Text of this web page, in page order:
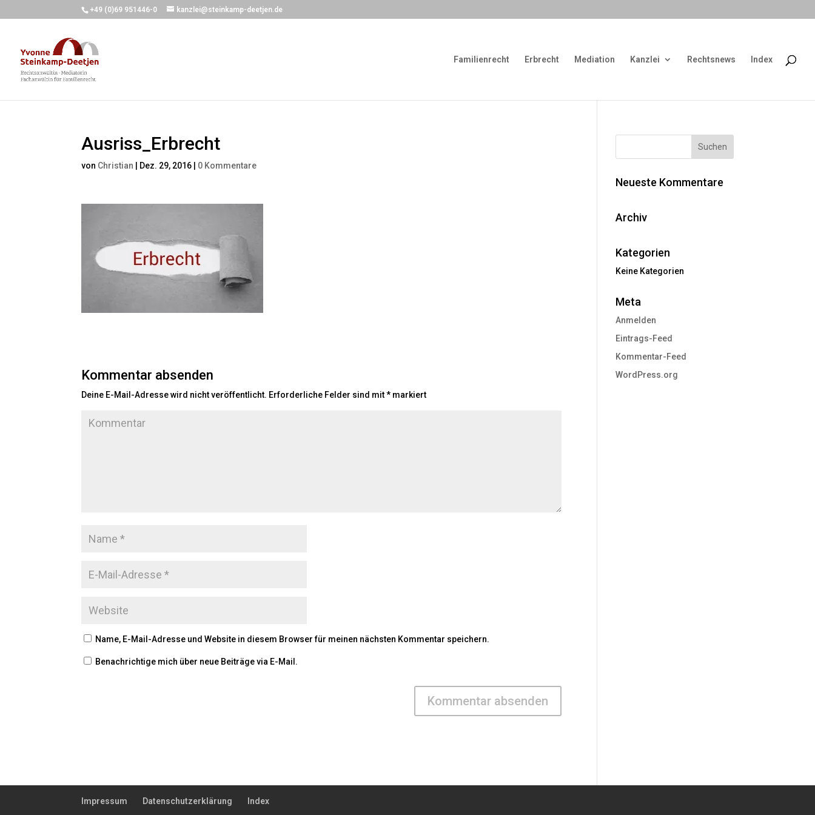
+49 (0)69 951446-0 kanzlei@steinkamp-deetjen.de
Familienrecht Erbrecht Mediation Kanzlei Rechtsnews Index
Ausriss_Erbrecht
von Christian Dez. 29, 2016 0 Kommentare
Kommentar absenden
Deine E-Mail-Adresse wird nicht veröffentlicht. Erforderliche Felder sind mit* markiert
Name, E-Mail-Adresse und Website in diesem Browser für meinen nächsten Kommentar speichern.
Benachrichtige mich über neue Beiträge via E-Mail.
Neueste Kommentare
Archiv
Kategorien
Keine Kategorien
Meta
Anmelden
Eintrags-Feed
Kommentar-Feed
WordPress.org
Impressum Datenschutzerklärung Index